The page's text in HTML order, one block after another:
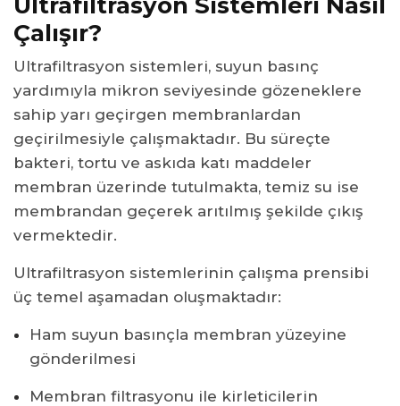
Çalışır?
Ultrafiltrasyon sistemleri, suyun basınç
yardımıyla mikron seviyesinde gözeneklere
sahip yarı geçirgen membranlardan
geçirilmesiyle çalışmaktadır. Bu süreçte
bakteri, tortu ve askıda katı maddeler
membran üzerinde tutulmakta, temiz su ise
membrandan geçerek arıtılmış şekilde çıkış
vermektedir.
Ultrafiltrasyon sistemlerinin çalışma prensibi
üç temel aşamadan oluşmaktadır:
Ham suyun basınçla membran yüzeyine
gönderilmesi
Membran filtrasyonu ile kirleticilerin